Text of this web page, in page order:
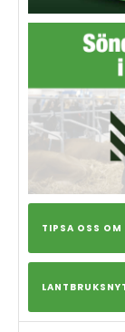
TIPSA OSS OM